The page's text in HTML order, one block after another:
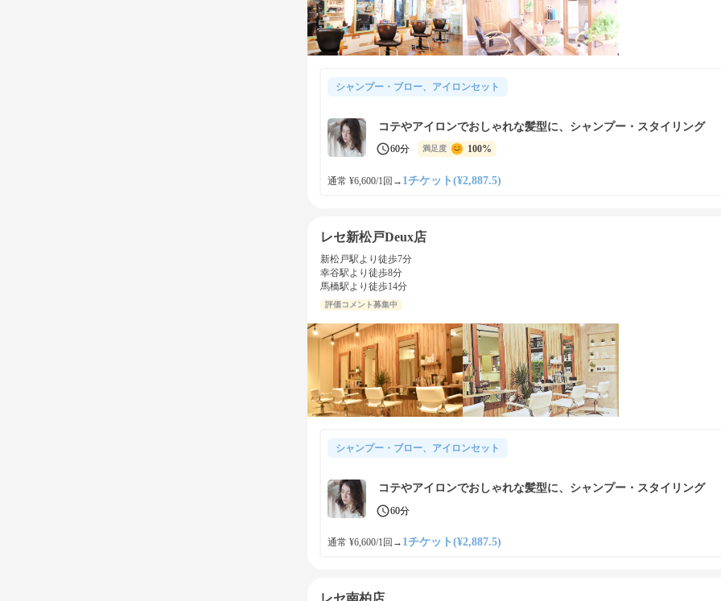
シャンプー・ブロー、アイロンセット
コテやアイロンでおしゃれな髪型に、シャンプー・スタイリング
60分 満足度 100%
通常 ¥6,600/1回 → 1チケット(¥2,887.5)
レセ新松戸Deux店
新松戸駅より徒歩7分
幸谷駅より徒歩8分
馬橋駅より徒歩14分
評価コメント募集中
シャンプー・ブロー、アイロンセット
コテやアイロンでおしゃれな髪型に、シャンプー・スタイリング
60分
通常 ¥6,600/1回 → 1チケット(¥2,887.5)
レセ南柏店